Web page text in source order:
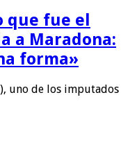
que fue el
a Maradona:
forma»
uno de los imputados